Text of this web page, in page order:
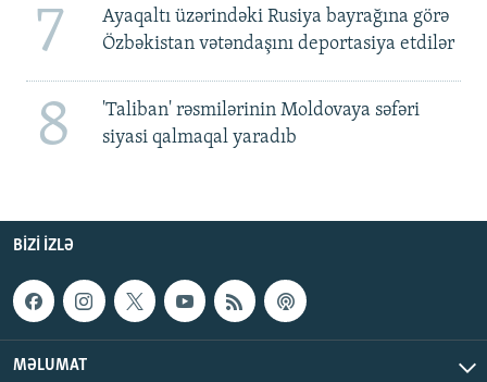
7
Ayaqaltı üzərindəki Rusiya bayrağına görə
Özbəkistan vətəndaşını deportasiya etdilər
8
'Taliban' rəsmilərinin Moldovaya səfəri
siyasi qalmaqal yaradıb
BIZI IZLƏ
MƏLUMAT